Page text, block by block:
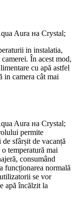
in instalatia,
În acest mod,
cu apă astfel
in camera cât mai
permite
sfârșit de vacanță
temperatură mai
consumând
funcționarea normală
se vor
apă încălzit la